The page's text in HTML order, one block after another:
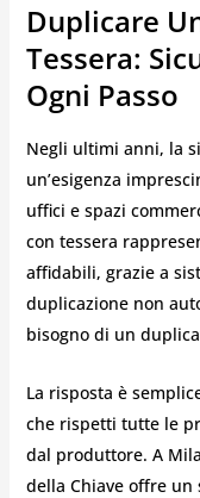
Duplicare
Tessera:
Ogni Passo
Negli ultimi anni, la
un’esigenza
uffici e spazi
con tessera
affidabili, grazie a
duplicazione non
bisogno di un
La risposta è
che rispetti tutte le
dal produttore. A
della Chiave offre